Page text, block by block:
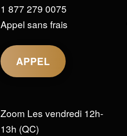
1 877 279 0075
Appel sans frais
APPEL
Zoom Les vendredi 12h-
13h (QC)